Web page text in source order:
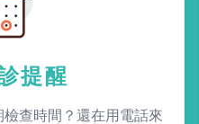
提醒
查時間？還在用電話來